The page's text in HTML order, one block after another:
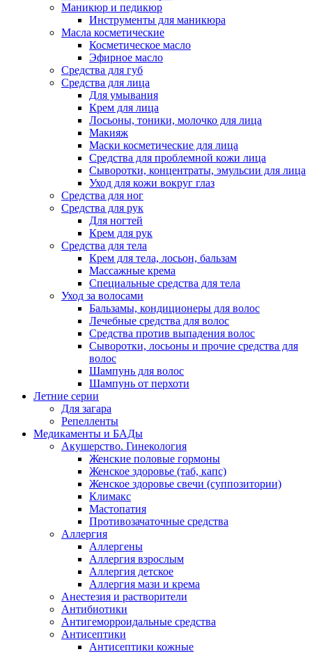
Маникюр и педикюр
Инструменты для маникюра
Масла косметические
Косметическое масло
Эфирное масло
Средства для губ
Средства для лица
Для умывания
Крем для лица
Лосьоны, тоники, молочко для лица
Макияж
Маски косметические для лица
Средства для проблемной кожи лица
Сыворотки, концентраты, эмульсии для лица
Уход для кожи вокруг глаз
Средства для ног
Средства для рук
Для ногтей
Крем для рук
Средства для тела
Крем для тела, лосьон, бальзам
Массажные крема
Специальные средства для тела
Уход за волосами
Бальзамы, кондиционеры для волос
Лечебные средства для волос
Средства против выпадения волос
Сыворотки, лосьоны и прочие средства для
волос
Шампунь для волос
Шампунь от перхоти
Летние серии
Для загара
Репелленты
Медикаменты и БАДы
Акушерство. Гинекология
Женские половые гормоны
Женское здоровье (таб, капс)
Женское здоровье свечи (суппозитории)
Климакс
Мастопатия
Противозачаточные средства
Аллергия
Аллергены
Аллергия взрослым
Аллергия детское
Аллергия мази и крема
Анестезия и растворители
Антибиотики
Антигеморроидальные средства
Антисептики
Антисептики кожные